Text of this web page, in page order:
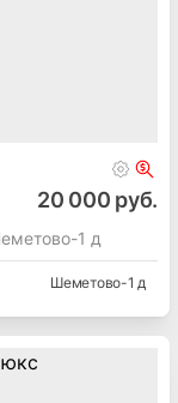
20 000 руб.
1 д
Шеметово-1 д